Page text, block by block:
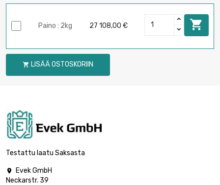
Paino : 2kg 27 108,00 € 
 LISÄÄ OSTOSKORIIN
Testattu laatu Saksasta

Evek GmbH
Neckarstr. 39